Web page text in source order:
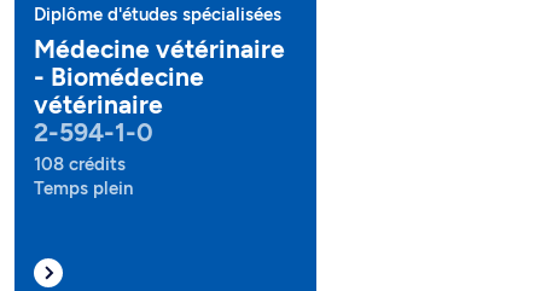
Diplôme d'études spécialisées
Médecine vétérinaire
- Biomédecine
vétérinaire
2-594-1-0
108 crédits
Temps plein